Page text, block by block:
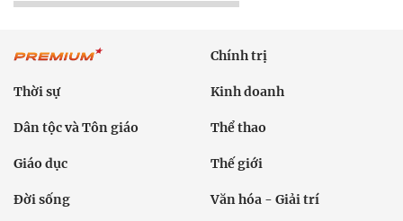
Chính trị
Thời sự Kinh doanh
Dân tộc và Tôn giáo Thể thao
Giáo dục Thế giới
Đời sống Văn hóa - Giải trí